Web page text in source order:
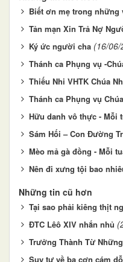
Biết ơn mẹ trong những
Tản mạn Xin Trả Nợ
Ký ức người cha (16/06/
Thánh ca Phụng vụ -
Thiếu Nhi VHTK Chúa
Thánh ca Phụng vụ
Hữu danh vô thực - Mỗi
Sám Hối – Con Đường
Mèo mả gà đồng - Mỗi
Nên đi xưng tội bao
Những tin cũ hơn
Tại sao phải kiêng thịt
ĐTC Lêô XIV nhắn nhủ
Trưởng Thành Từ
Suy tư về ba cơn cám